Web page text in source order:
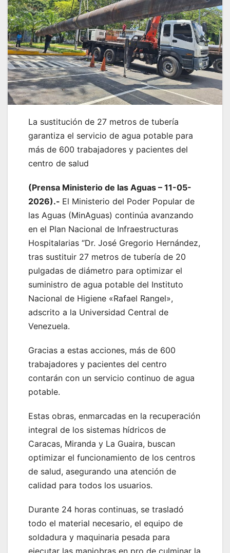
La sustitución de 27 metros de tubería
garantiza el servicio de agua potable para
más de 600 trabajadores y pacientes del
centro de salud
(Prensa Ministerio de las Aguas – 11-05-
2026).- El Ministerio del Poder Popular de
las Aguas (MinAguas) continúa avanzando
en el Plan Nacional de Infraestructuras
Hospitalarias “Dr. José Gregorio Hernández,
tras sustituir 27 metros de tubería de 20
pulgadas de diámetro para optimizar el
suministro de agua potable del Instituto
Nacional de Higiene «Rafael Rangel»,
adscrito a la Universidad Central de
Venezuela.
Gracias a estas acciones, más de 600
trabajadores y pacientes del centro
contarán con un servicio continuo de agua
potable.
Estas obras, enmarcadas en la recuperación
integral de los sistemas hídricos de
Caracas, Miranda y La Guaira, buscan
optimizar el funcionamiento de los centros
de salud, asegurando una atención de
calidad para todos los usuarios.
Durante 24 horas continuas, se trasladó
todo el material necesario, el equipo de
soldadura y maquinaria pesada para
ejecutar las maniobras en pro de culminar la